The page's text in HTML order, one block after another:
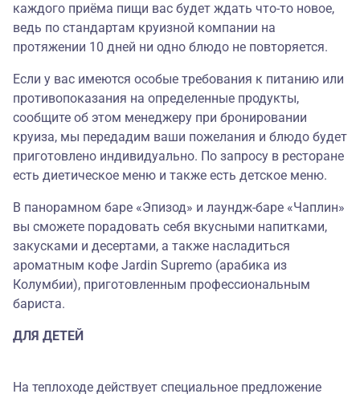
каждого приёма пищи вас будет ждать что-то новое,
ведь по стандартам круизной компании на
протяжении 10 дней ни одно блюдо не повторяется.
Если у вас имеются особые требования к питанию или
противопоказания на определенные продукты,
сообщите об этом менеджеру при бронировании
круиза, мы передадим ваши пожелания и блюдо будет
приготовлено индивидуально. По запросу в ресторане
есть диетическое меню и также есть детское меню.
В панорамном баре «Эпизод» и лаундж-баре «Чаплин»
вы сможете порадовать себя вкусными напитками,
закусками и десертами, а также насладиться
ароматным кофе Jardin Supremo (арабика из
Колумбии), приготовленным профессиональным
бариста.
ДЛЯ ДЕТЕЙ
На теплоходе действует специальное предложение